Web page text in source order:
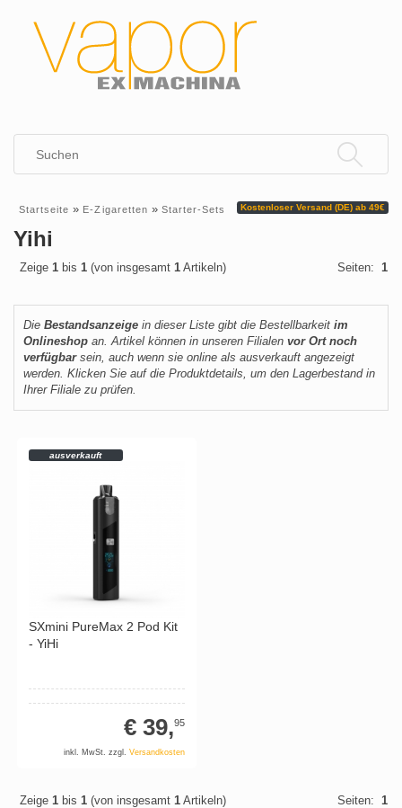
Kostenloser Versand (DE) ab 49€
Startseite » E-Zigaretten » Starter-Sets
Yihi
Zeige 1 bis 1 (von insgesamt 1 Artikeln) Seiten: 1
Die Bestandsanzeige in dieser Liste gibt die Bestellbarkeit im
Onlineshop an. Artikel können in unseren Filialen vor Ort noch
verfügbarsein, auch wenn sie online als ausverkauft angezeigt
werden. Klicken Sie auf die Produktdetails, um den Lagerbestand in
Ihrer Filiale zu prüfen.
ausverkauft
SXmini PureMax 2 Pod Kit
- YiHi
€ 39,95
inkl. MwSt. zzgl.Versandkosten
Zeige 1 bis 1 (von insgesamt 1 Artikeln) Seiten: 1